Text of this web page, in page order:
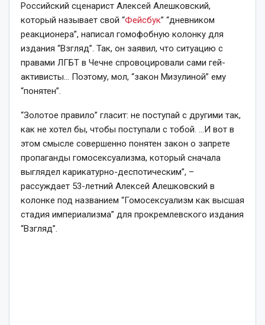
Российский сценарист Алексей Алешковский,
который называет свой “Фейсбук” “дневником
реакционера”, написал гомофобную колонку для
издания “Взгляд”. Так, он заявил, что ситуацию с
правами ЛГБТ в Чечне спровоцировали сами гей-
активисты… Поэтому, мол, “закон Мизулиной” ему
“понятен”.
“Золотое правило” гласит: не поступай с другими так,
как не хотел бы, чтобы поступали с тобой. …И вот в
этом смысле совершенно понятен закон о запрете
пропаганды гомосексуализма, который сначала
выглядел карикатурно-деспотическим”, –
рассуждает 53-летний Алексей Алешковский в
колонке под названием “Гомосексуализм как высшая
стадия империализма” для прокремлевского издания
“Взгляд”.